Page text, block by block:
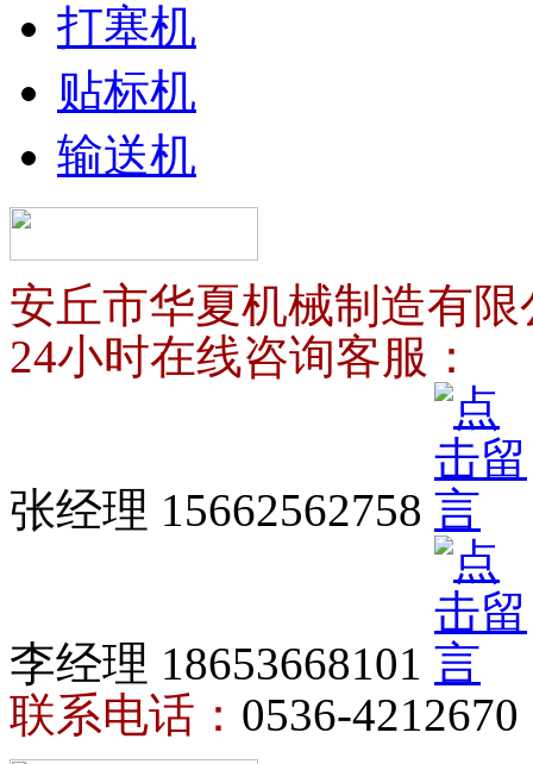
打塞机
贴标机
输送机
安丘市华夏机械制造有限
24小时在线咨询客服：
张经理 15662562758
李经理 18653668101
联系电话： 0536-4212670